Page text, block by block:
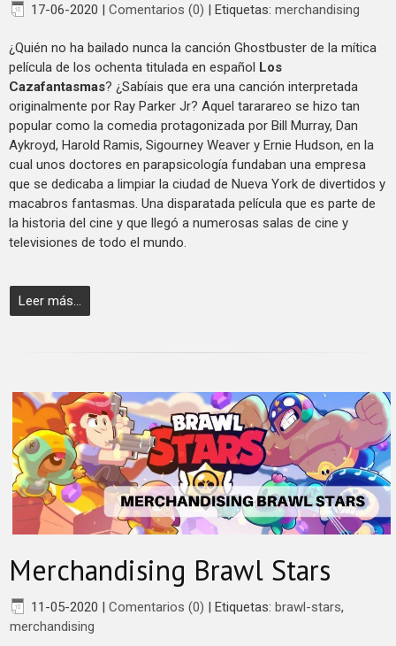
17-06-2020 | Comentarios (0) | Etiquetas: merchandising
¿Quién no ha bailado nunca la canción Ghostbuster de la mítica
película de los ochenta titulada en español Los
Cazafantasmas? ¿Sabíais que era una canción interpretada
originalmente por Ray Parker Jr? Aquel tararareo se hizo tan
popular como la comedia protagonizada por Bill Murray, Dan
Aykroyd, Harold Ramis, Sigourney Weaver y Ernie Hudson, en la
cual unos doctores en parapsicología fundaban una empresa
que se dedicaba a limpiar la ciudad de Nueva York de divertidos y
macabros fantasmas. Una disparatada película que es parte de
la historia del cine y que llegó a numerosas salas de cine y
televisiones de todo el mundo.
Leer más...
Merchandising Brawl Stars
11-05-2020 | Comentarios (0) | Etiquetas: brawl-stars,
merchandising